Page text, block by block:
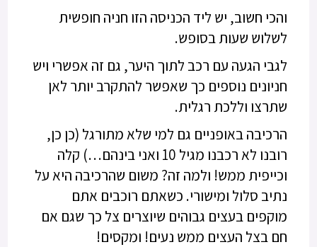
והכי חשוב, יש ליד הכניסה הזו חניה חופשית
לשלוש שעות בסופש.
לגבי הגעה עם רכב לתוך היער, גם זה אפשרי ויש
חניונים נוספים כך שאפשר להתקרב יותר לאן
שתרצו וללכת רגלית.
הרכיבה באופניים גם למי שלא מתורגל (כן כן,
רובנו לא רכבנו מגיל 10 ואני בינהם…) קלה
וכייפית ממש! ולמה זה? משום שהרכיבה היא על
נתיב סלול ומישורי. כשאתם רוכבים אתם
מוקפים בעצים גבוהים שיוצרים צל כך שגם אם
חם בצל העצים ממש נעים! ומקסים!